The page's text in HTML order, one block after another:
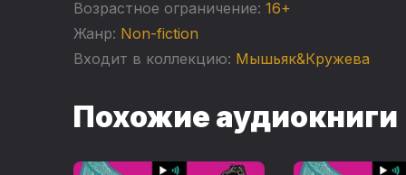
Возрастное ограничение: 16+
Жанр: Non-fiction
Входит в коллекцию: Мышьяк&Кружева
Похожие аудиокниги